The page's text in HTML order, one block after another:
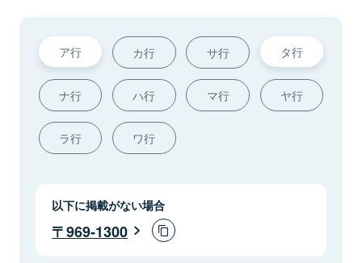
ア行 カ行 サ行 タ行
ナ行 ハ行 マ行 ヤ行
ラ行 ワ行
以下に掲載がない場合
969-1300